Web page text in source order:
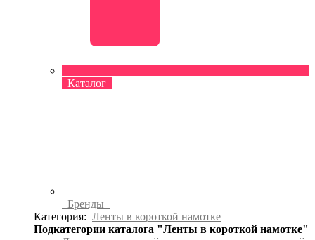
Каталог
Бренды
Категория: Ленты в короткой намотке
Подкатегории каталога "Ленты в короткой намотке"